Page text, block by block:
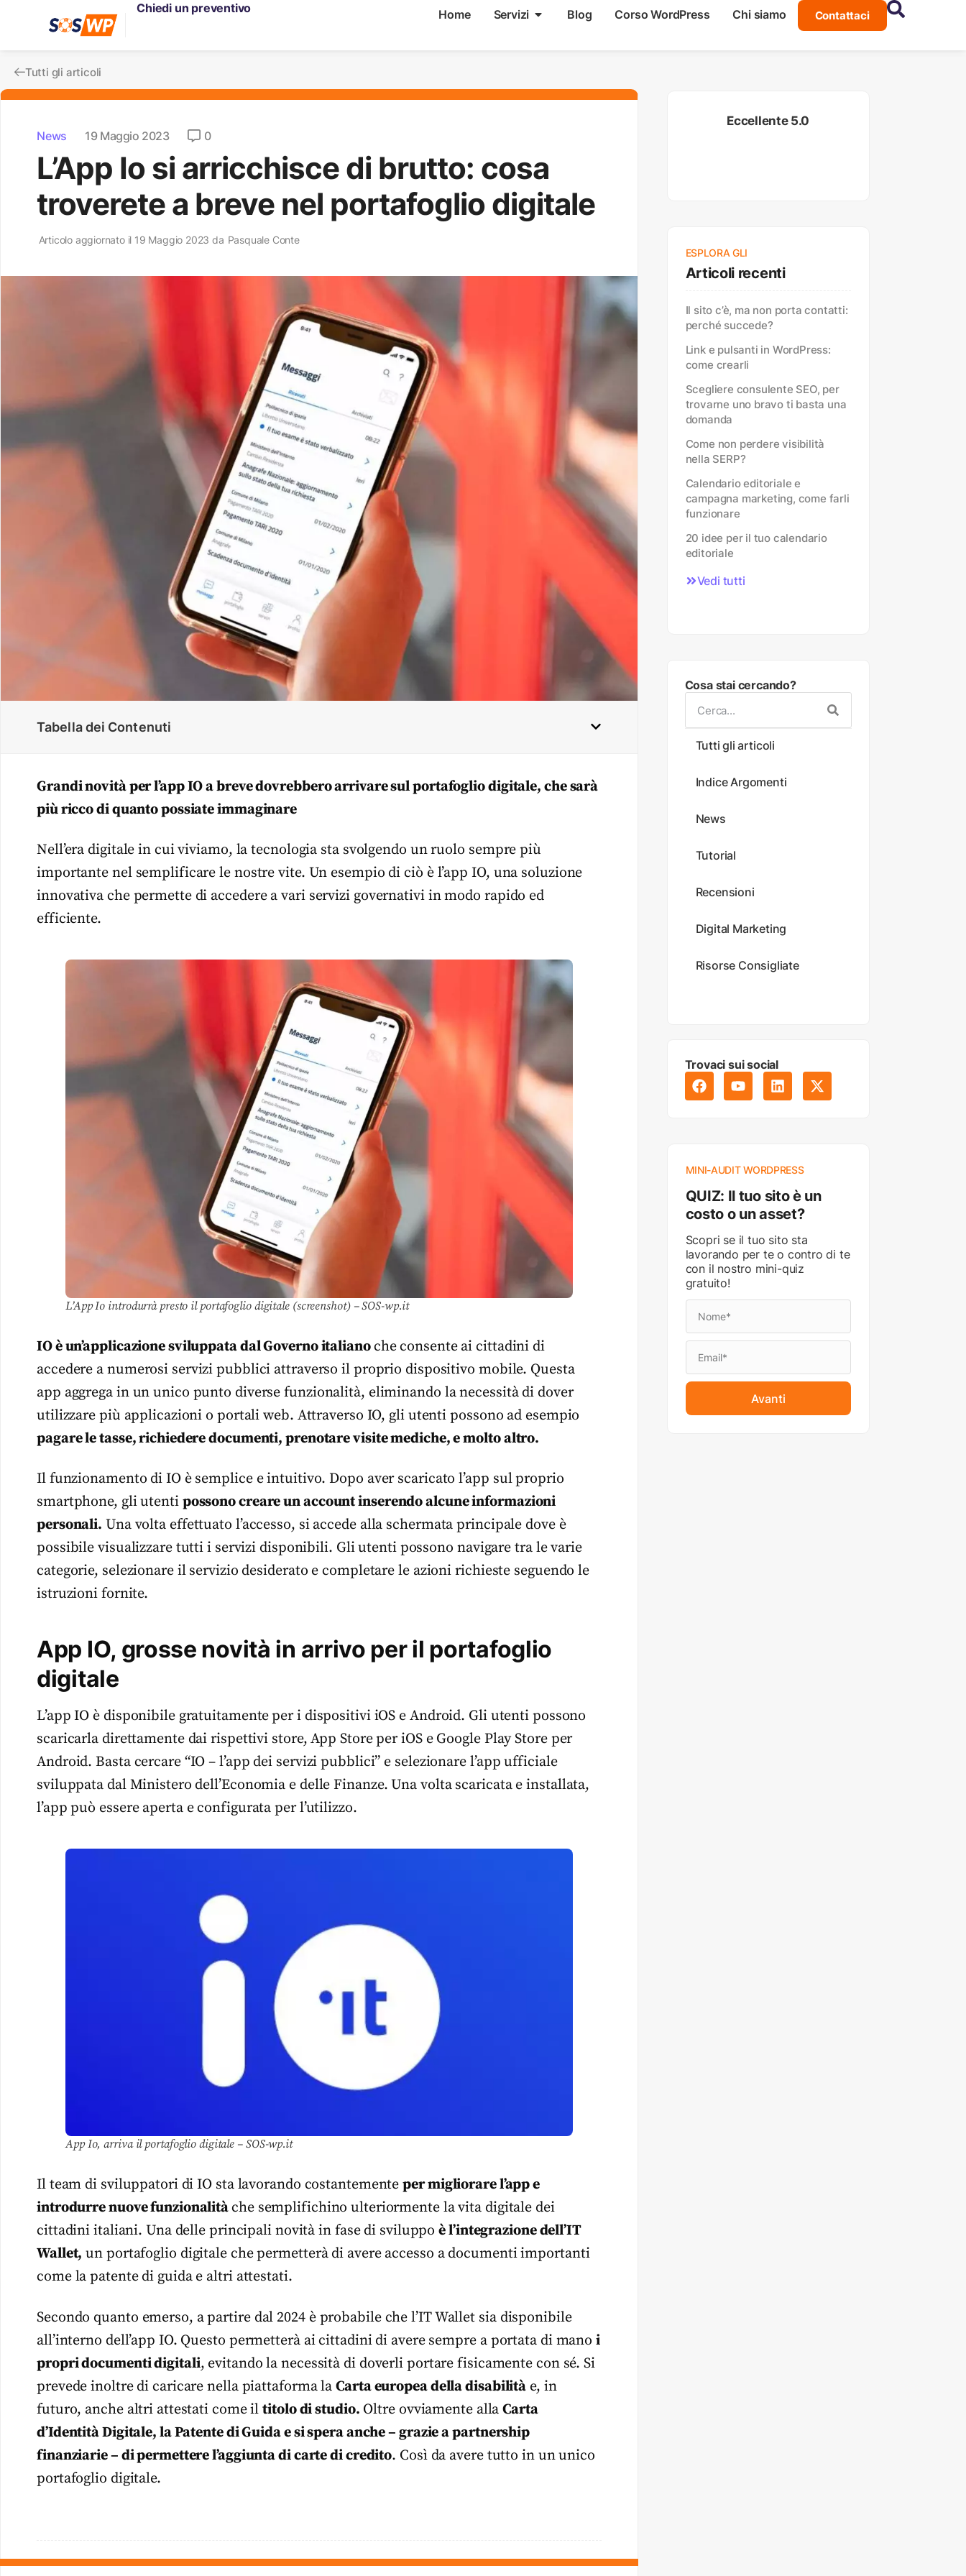
Home Servizi Blog Corso WordPress Chi siamo Contattaci
Chiedi un preventivo
Tutti gli articoli
News 19 Maggio 2023 0
L’App Io si arricchisce di brutto: cosa
troverete a breve nel portafoglio digitale
Articolo aggiornato il 19 Maggio 2023 da Pasquale Conte
Tabella dei Contenuti
Grandi novità per l’app IO a breve dovrebbero arrivare sul portafoglio digitale, che sarà
più ricco di quanto possiate immaginare
Nell’era digitale in cui viviamo, la tecnologia sta svolgendo un ruolo sempre più
importante nel semplificare le nostre vite. Un esempio di ciò è l’app IO, una soluzione
innovativa che permette di accedere a vari servizi governativi in modo rapido ed
efficiente.
L’App Io introdurrà presto il portafoglio digitale (screenshot) – SOS-wp.it
IO è un’applicazione sviluppata dal Governo italianoche consente ai cittadini di
accedere a numerosi servizi pubblici attraverso il proprio dispositivo mobile. Questa
app aggrega in un unico punto diverse funzionalità, eliminando la necessità di dover
utilizzare più applicazioni o portali web. Attraverso IO, gli utenti possono ad esempio
pagare le tasse, richiedere documenti, prenotare visite mediche, e molto altro.
Il funzionamento di IO è semplice e intuitivo. Dopo aver scaricato l’app sul proprio
smartphone, gli utenti possono creare un account inserendo alcune informazioni
personali. Una volta effettuato l’accesso, si accede alla schermata principale dove è
possibile visualizzare tutti i servizi disponibili. Gli utenti possono navigare tra le varie
categorie, selezionare il servizio desiderato e completare le azioni richieste seguendo le
istruzioni fornite.
App IO, grosse novità in arrivo per il portafoglio
digitale
L’app IO è disponibile gratuitamenteper i dispositivi iOS e Android. Gli utenti possono
scaricarla direttamente dai rispettivi store, App Store per iOS e Google Play Store per
Android. Basta cercare “IO – l’app dei servizi pubblici” e selezionare l’app ufficiale
sviluppata dal Ministero dell’Economia e delle Finanze. Una volta scaricata e installata,
l’app può essere aperta e configurata per l’utilizzo.
App Io, arriva il portafoglio digitale – SOS-wp.it
Il team di sviluppatori di IO sta lavorando costantementeper migliorare l’app e
introdurre nuove funzionalitàche semplifichino ulteriormente la vita digitale dei
cittadini italiani. Una delle principali novità in fase di sviluppoè l’integrazione dell’IT
Wallet, un portafoglio digitale che permetterà di avere accesso a documenti importanti
come la patente di guida e altri attestati.
Secondo quanto emerso, a partire dal 2024 è probabile che l’IT Wallet sia disponibile
all’interno dell’app IO. Questo permetterà ai cittadini di avere sempre a portata di manoi
propri documenti digitali, evitando la necessità di doverli portare fisicamente con sé. Si
prevede inoltre di caricare nella piattaforma laCarta europea della disabilità e, in
futuro, anche altri attestati come iltitolo di studio. Oltre ovviamente allaCarta
d’Identità Digitale, la Patente di Guida e si spera anche – grazie a partnership
finanziarie – di permettere l’aggiunta di carte di credito. Così da avere tutto in un unico
portafoglio digitale.
Eccellente 5.0
ESPLORA GLI
Articoli recenti
Il sito c’è, ma non porta contatti:
perché succede?
Link e pulsanti in WordPress:
come crearli
Scegliere consulente SEO, per
trovarne uno bravo ti basta una
domanda
Come non perdere visibilità
nella SERP?
Calendario editoriale e
campagna marketing, come farli
funzionare
20 idee per il tuo calendario
editoriale
Vedi tutti
Cosa stai cercando?
Tutti gli articoli
Indice Argomenti
News
Tutorial
Recensioni
Digital Marketing
Risorse Consigliate
Trovaci sui social
MINI-AUDIT WORDPRESS
QUIZ: Il tuo sito è un
costo o un asset?
Scopri se il tuo sito sta
lavorando per te o contro di te
con il nostro mini-quiz
gratuito!
Avanti